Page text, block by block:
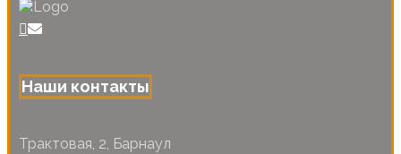
Наши контакты
Трактовая, 2, Барнаул